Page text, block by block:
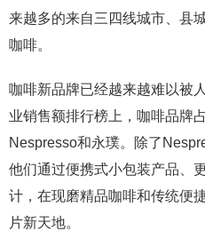
来越多的来自三四线城市、县
咖啡。
咖啡新品牌已经越来越难以被
业销售额排行榜上，咖啡品牌
Nespresso和永璞。除了
他们通过便携式小包装产品、
计，在现磨精品咖啡和传统便
片新天地。